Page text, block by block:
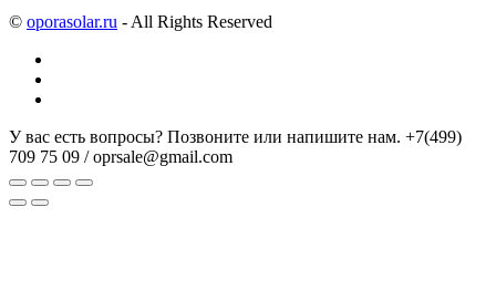
© oporasolar.ru - All Rights Reserved
У вас есть вопросы? Позвоните или напишите нам. +7(499)
709 75 09 / oprsale@gmail.com